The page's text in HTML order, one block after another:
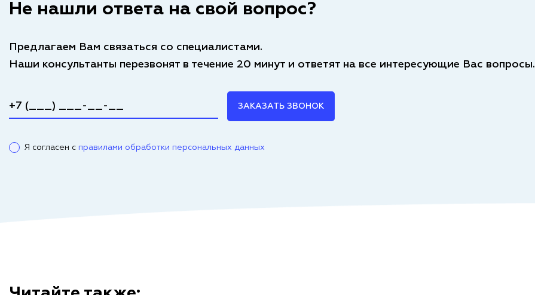
Не нашли ответа на свой вопрос?
Предлагаем Вам связаться со специалистами.
Наши консультанты перезвонят в течение 20 минут и ответят на все интересующие Вас вопросы.
Я согласен с правилами обработки персональных данных
ЗАКАЗАТЬ ЗВОНОК